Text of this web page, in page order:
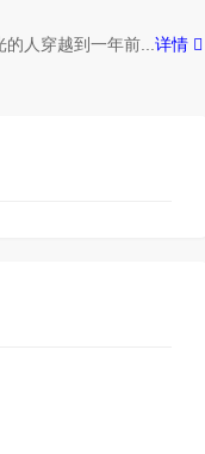
人穿越到一年前... 详情